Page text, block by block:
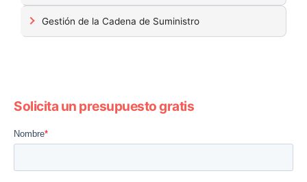
Gestión de la Cadena de Suministro
Solicita un presupuesto gratis